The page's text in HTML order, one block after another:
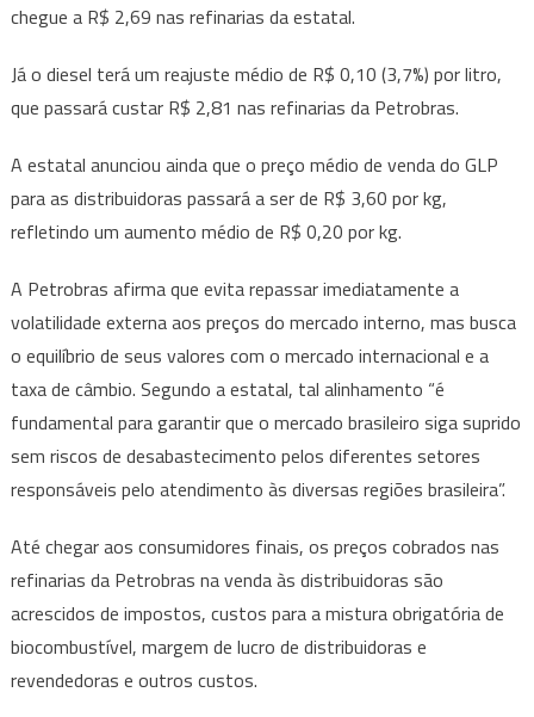
chegue a R$ 2,69 nas refinarias da estatal.
Já o diesel terá um reajuste médio de R$ 0,10 (3,7%) por litro,
que passará custar R$ 2,81 nas refinarias da Petrobras.
A estatal anunciou ainda que o preço médio de venda do GLP
para as distribuidoras passará a ser de R$ 3,60 por kg,
refletindo um aumento médio de R$ 0,20 por kg.
A Petrobras afirma que evita repassar imediatamente a
volatilidade externa aos preços do mercado interno, mas busca
o equilíbrio de seus valores com o mercado internacional e a
taxa de câmbio. Segundo a estatal, tal alinhamento “é
fundamental para garantir que o mercado brasileiro siga suprido
sem riscos de desabastecimento pelos diferentes setores
responsáveis pelo atendimento às diversas regiões brasileira”.
Até chegar aos consumidores finais, os preços cobrados nas
refinarias da Petrobras na venda às distribuidoras são
acrescidos de impostos, custos para a mistura obrigatória de
biocombustível, margem de lucro de distribuidoras e
revendedoras e outros custos.